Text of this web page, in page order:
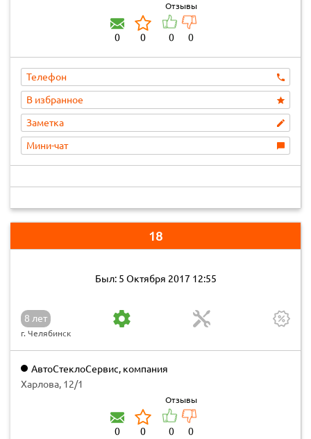
0 0
Отзывы
0 0
Телефон
В избранное
Заметка
Мини-чат
18
Был: 5 Октября 2017 12:55
8 лет
г. Челябинск
АвтоСтеклоСервис, компания
Харлова, 12/1
0 0
Отзывы
0 0